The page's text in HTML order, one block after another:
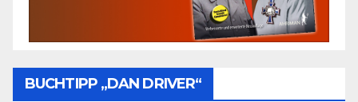
BUCHTIPP „DAN DRIVER“